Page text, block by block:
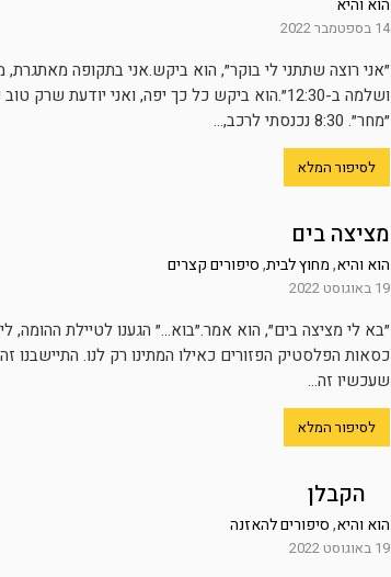
הוא והיא
14 בספטמבר 2022
ושלמה ב-12:30״.הוא ביקש כל כך יפה, ואני
״מחר״. 8:30 נכנסתי לרכב,...
לסיפור המלא
מציצה בים
הוא והיא,מחוץ לבית,סיפורים קצרים
19 באוגוסט 2022
״בא לי מציצה בים״, הוא אמר.״בוא…״ הגענו לטיילת ההומה,
כסאות הפלסטיק הפזורים כאילו המתינו רק לנו. התיישבנו
שעכשיו זה...
לסיפור המלא
הקבלן
הוא והיא,סיפורים להאזנה
19 באוגוסט 2022